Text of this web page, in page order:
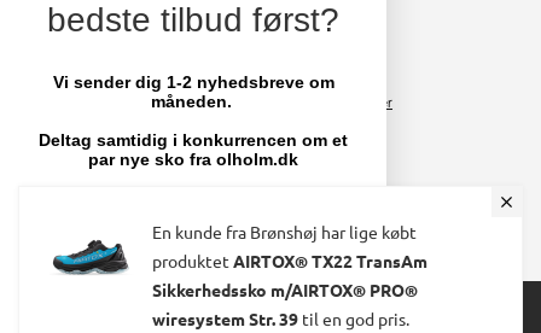
Brugerkonto, startside
Fakturaer
Skift adgangskode
facebook
© 2024 Ølholm A/S. All Rights Reserved.
En kunde fra Brønshøj har lige købt
produktet AIRTOX® TX22 TransAm
Sikkerhedssko m/AIRTOX® PRO®
wiresystem Str. 39 til en god pris.
bedste tilbud først?
Vi sender dig 1-2 nyhedsbreve om
måneden.
Deltag samtidig i konkurrencen om et
par nye sko fra olholm.dk
TILMELD MIG